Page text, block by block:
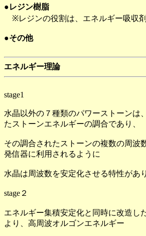
●レジン樹脂
※レジンの役割は、エネルギー吸収剤
●その他
エネルギー理論
stage1
水晶以外の７種類のパワーストーンは
たストーンエネルギーの調合であり、
その調合されたストーンの複数の周波
発信器に利用されるように
水晶は周波数を安定化させる特性があ
stage２
エネルギー集積安定化と同時に改造し
より、高周波オルゴンエネルギー